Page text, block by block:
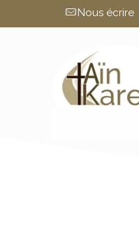
Nous écrire